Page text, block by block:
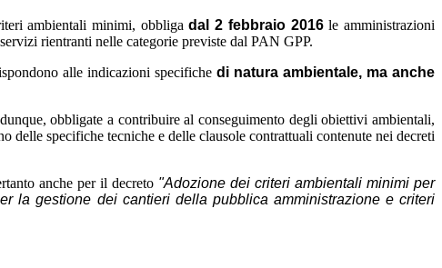
ambientali minimi, obbliga dal 2 febbraio 2016 le amministrazioni
rientranti nelle categorie previste dal PAN GPP.
alle indicazioni specifiche di natura ambientale, ma anche
obbligate a contribuire al conseguimento degli obiettivi ambientali,
delle specifiche tecniche e delle clausole contrattuali contenute nei decreti
anche per il decreto "Adozione dei criteri ambientali minimi per
la gestione dei cantieri della pubblica amministrazione e criteri